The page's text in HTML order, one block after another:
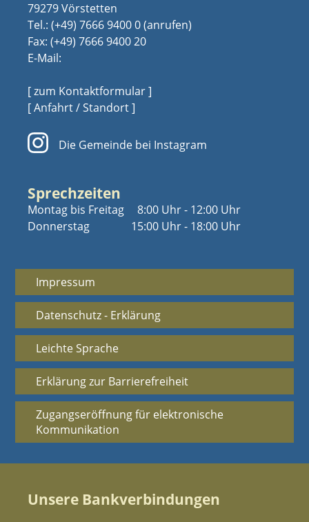
79279 Vörstetten
Tel.: (+49) 7666 9400 0
Fax: (+49) 7666 9400 20
E-Mail:
[ zum Kontaktformular ]
[ Anfahrt / Standort ]
Die Gemeinde bei Instagram
Sprechzeiten
Montag bis Freitag
Donnerstag
8:00 Uhr - 12:00 Uhr
15:00 Uhr - 18:00 Uhr
Impressum
Datenschutz - Erklärung
Leichte Sprache
Erklärung zur Barrierefreiheit
Zugangseröffnung für elektronische
Kommunikation
Unsere Bankverbindungen